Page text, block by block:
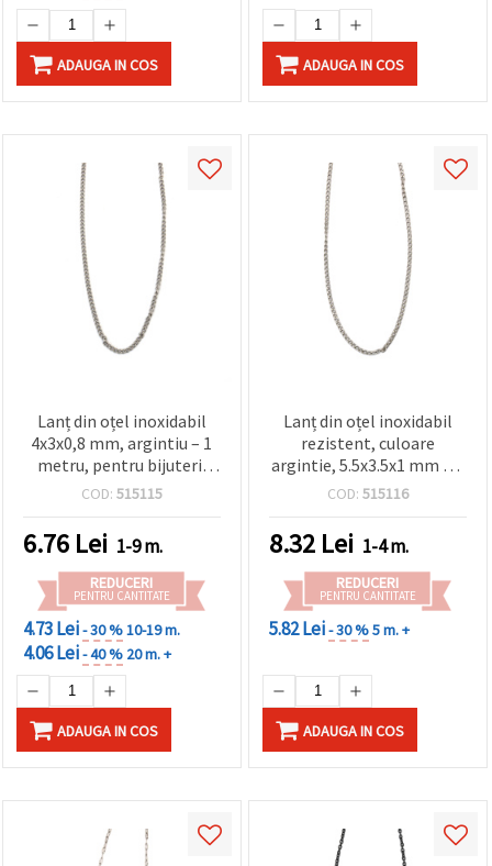
ADAUGA IN COS ADAUGA IN COS
Lanț din oțel inoxidabil
4x3x0,8 mm, argintiu – 1
metru, pentru bijuterii
handmade
COD: 515115
6.76 Lei 1-9 m.
REDUCERI
PENTRU CANTITATE
4.73 Lei- 30 %10-19 m.
4.06 Lei- 40 % 20 m. +
ADAUGA IN COS
Lanț din oțel inoxidabil
rezistent, culoare
argintie, 5.5x3.5x1 mm – 1
m, perfect pentru bijuterii
COD: 515116
8.32 Lei 1-4 m.
REDUCERI
PENTRU CANTITATE
5.82 Lei- 30 %5 m. +
ADAUGA IN COS